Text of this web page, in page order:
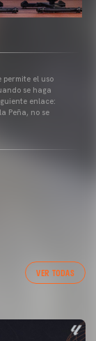
permite el uso
se haga
enlace:
Peña, no se
VER TODAS
03/26